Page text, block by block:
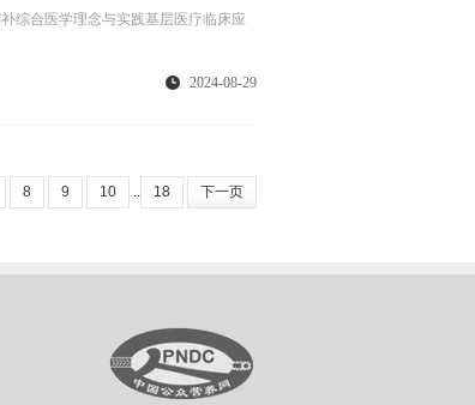
林隆重举行
综合医学理念与实践基层医疗临床应
2024-08-29
8 9 10 .. 18 下一页